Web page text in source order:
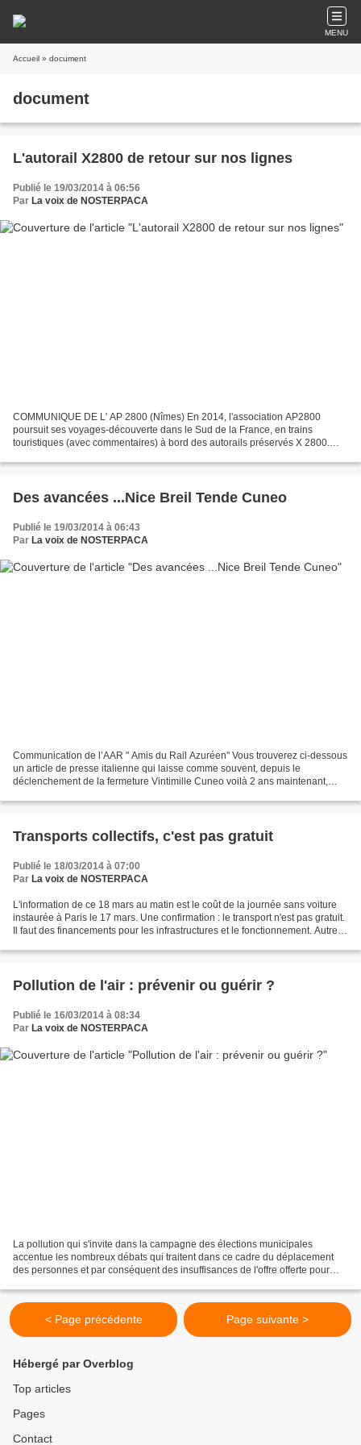
MENU
Accueil » document
document
L'autorail X2800 de retour sur nos lignes
Publié le 19/03/2014 à 06:56
Par La voix de NOSTERPACA
COMMUNIQUE DE L' AP 2800 (Nîmes) En 2014, l'association AP2800
poursuit ses voyages-découverte dans le Sud de la France, en trains
touristiques (avec commentaires) à bord des autorails préservés X 2800.
Des avancées ...Nice Breil Tende Cuneo
Publié le 19/03/2014 à 06:43
Par La voix de NOSTERPACA
Communication de l’AAR " Amis du Rail Azuréen" Vous trouverez ci-dessous
un article de presse italienne qui laisse comme souvent, depuis le
déclenchement de la fermeture Vintimille Cuneo voilà 2 ans maintenant,
Transports collectifs, c'est pas gratuit
Publié le 18/03/2014 à 07:00
Par La voix de NOSTERPACA
L'information de ce 18 mars au matin est le coût de la journée sans voiture
instaurée à Paris le 17 mars. Une confirmation : le transport n'est pas gratuit.
Il faut des financements pour les infrastructures et le fonctionnement. Autre
Pollution de l'air : prévenir ou guérir ?
Publié le 16/03/2014 à 08:34
Par La voix de NOSTERPACA
La pollution qui s'invite dans la campagne des élections municipales
accentue les nombreux débats qui traitent dans ce cadre du déplacement
des personnes et par conséquent des insuffisances de l'offre offerte pour
< Page précédente Page suivante >
Hébergé par Overblog
Top articles
Pages
Contact